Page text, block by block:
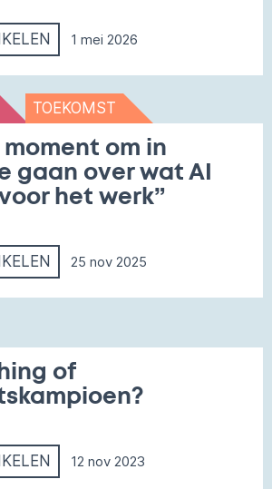
1 mei 2026
TOEKOMST
moment om in
gaan over wat AI
het werk”
25 nov 2025
of
12 nov 2023